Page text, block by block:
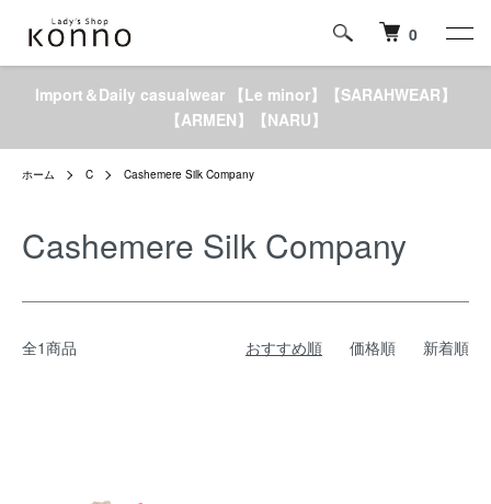
0
Import＆Daily casualwear 【Le minor】【SARAHWEAR】
【ARMEN】【NARU】
ホーム C Cashemere Silk Company
Cashemere Silk Company
全1商品 おすすめ順 価格順 新着順